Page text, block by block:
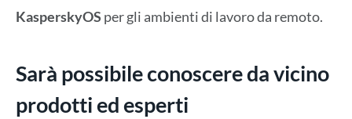
KasperskyOS per gli ambienti di lavoro da remoto.
Sarà possibile conoscere da vicino
prodotti ed esperti